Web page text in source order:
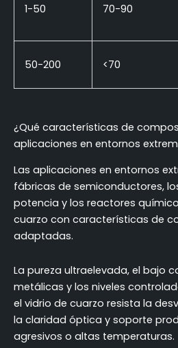
1-50 70-90
50-200 <70
¿Qué características de
aplicaciones en entornos
Las aplicaciones en entornos
fábricas de semiconductores,
potencia y los reactores
cuarzo con características de
adaptadas.
La pureza ultraelevada, el bajo
metálicas y los niveles
el vidrio de cuarzo resista la
la claridad óptica y soporte
agresivos o altas temperaturas.